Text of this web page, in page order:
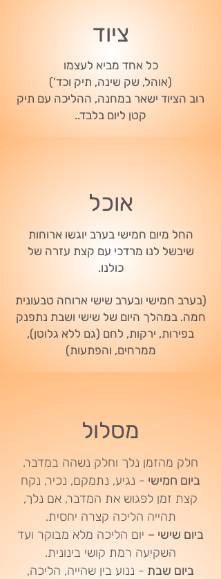
ציוד
כל אחד מביא לעצמו
(אוהל, שק שינה, תיק וכד')
רוב הציוד ישאר במחנה, ההליכה עם תיק
קטן ליום בלבד..
אוכל
החל מיום חמישי בערב יוגשו ארוחות
שיבשל לנו מרדכי עם קצת עזרה של
כולנו.
(בערב חמישי ובערב שישי ארוחה טבעונית
חמה. במהלך היום של שישי ושבת נתפנק
בפירות, ירקות, לחם (גם ללא גלוטן),
ממרחים, והפתעות)
מסלול
חלק מהזמן נלך וחלק נשהה במדבר.
ביום חמישי - נגיע, נתמקם, נכיר, נקח
קצת זמן לפגוש את המדבר, אם נלך,
תהייה הליכה קצרה יחסית.
ביום שישי – יום הליכה מלא מבוקר ועד
השקיעה רמת קושי בינונית.
ביום שבת - ננוע בין שהייה, הליכה,